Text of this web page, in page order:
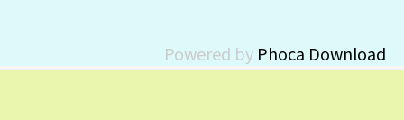
Powered by Phoca Download